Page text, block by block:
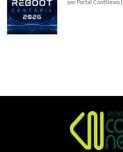
por Portal ContNews